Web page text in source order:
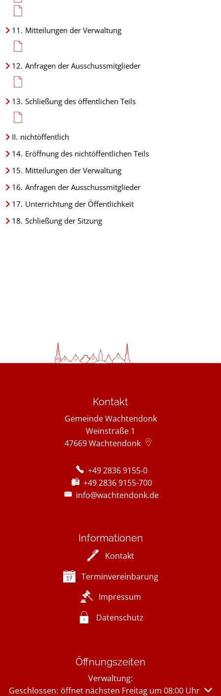
11. Mitteilungen der Verwaltung
12. Anfragen der Ausschussmitglieder
13. Schließung des öffentlichen Teils
II. nichtöffentlich
14. Eröffnung des nichtöffentlichen Teils
15. Mitteilungen der Verwaltung
16. Anfragen der Ausschussmitglieder
17. Unterrichtung der Öffentlichkeit
18. Schließung der Sitzung
Kontakt
Gemeinde Wachtendonk
Weinstraße 1
47669Wachtendonk
+49 2836 9155-0
+49 2836 9155-700
info@wachtendonk.de
Informationen
Kontakt
Terminvereinbarung
Impressum
Datenschutz
Öffnungszeiten
Verwaltung:
Klicken, um weitere Öffnungs- oder Schließzeiten
Geschlossen: öffnet nächsten Freitag um 08:00 Uhr